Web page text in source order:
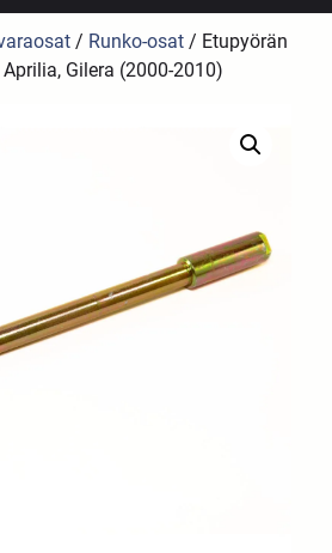
/ Runko-osat / Etupyörän
Gilera (2000-2010)